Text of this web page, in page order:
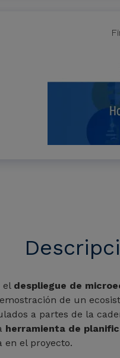
el despliegue de
de un
a partes de la
herramienta de
en el proyecto.